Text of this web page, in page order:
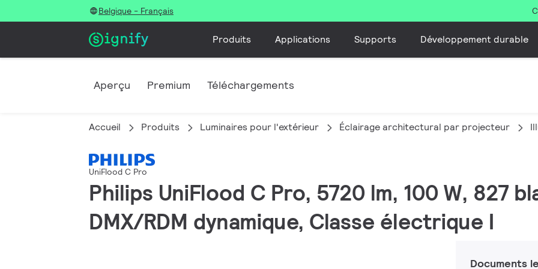
Belgique - Français
Produits Applications Supports Développement durable
Aperçu Premium Téléchargements
Accueil Produits Luminaires pour l'extérieur Éclairage architectural par projecteur
UniFlood C Pro
Philips UniFlood C Pro, 5720 lm, 100 W, 827
DMX/RDM dynamique, Classe électrique I
Documents